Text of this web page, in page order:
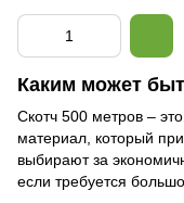
Каким может
Скотч 500 метров –
материал, который
выбирают за
если требуется